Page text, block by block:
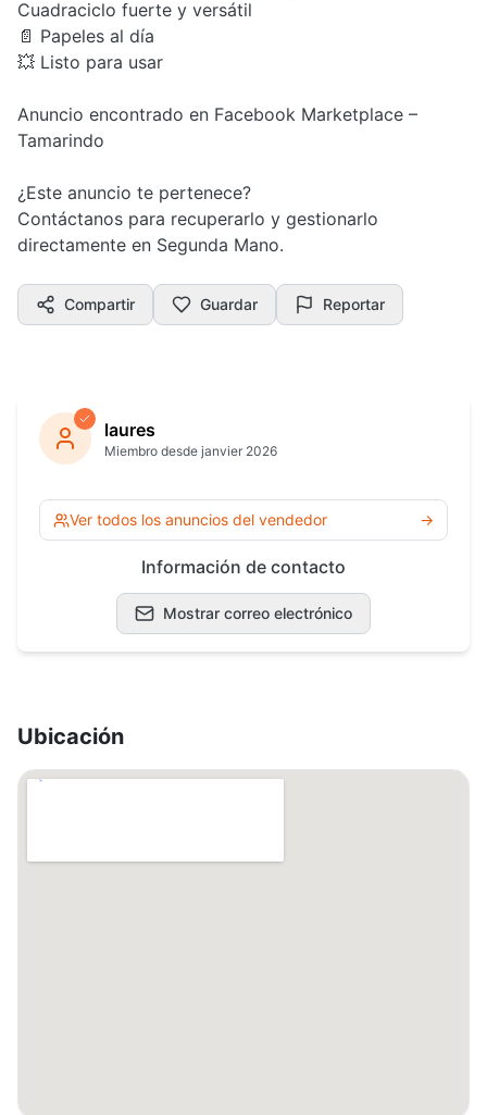
Cuadraciclo fuerte y versátil
📄 Papeles al día
💥 Listo para usar
Anuncio encontrado en Facebook Marketplace –
Tamarindo
¿Este anuncio te pertenece?
Contáctanos para recuperarlo y gestionarlo
directamente en Segunda Mano.
Compartir Guardar Reportar
laures
Miembro desde janvier 2026
Ver todos los anuncios del vendedor →
Información de contacto
Mostrar correo electrónico
Ubicación